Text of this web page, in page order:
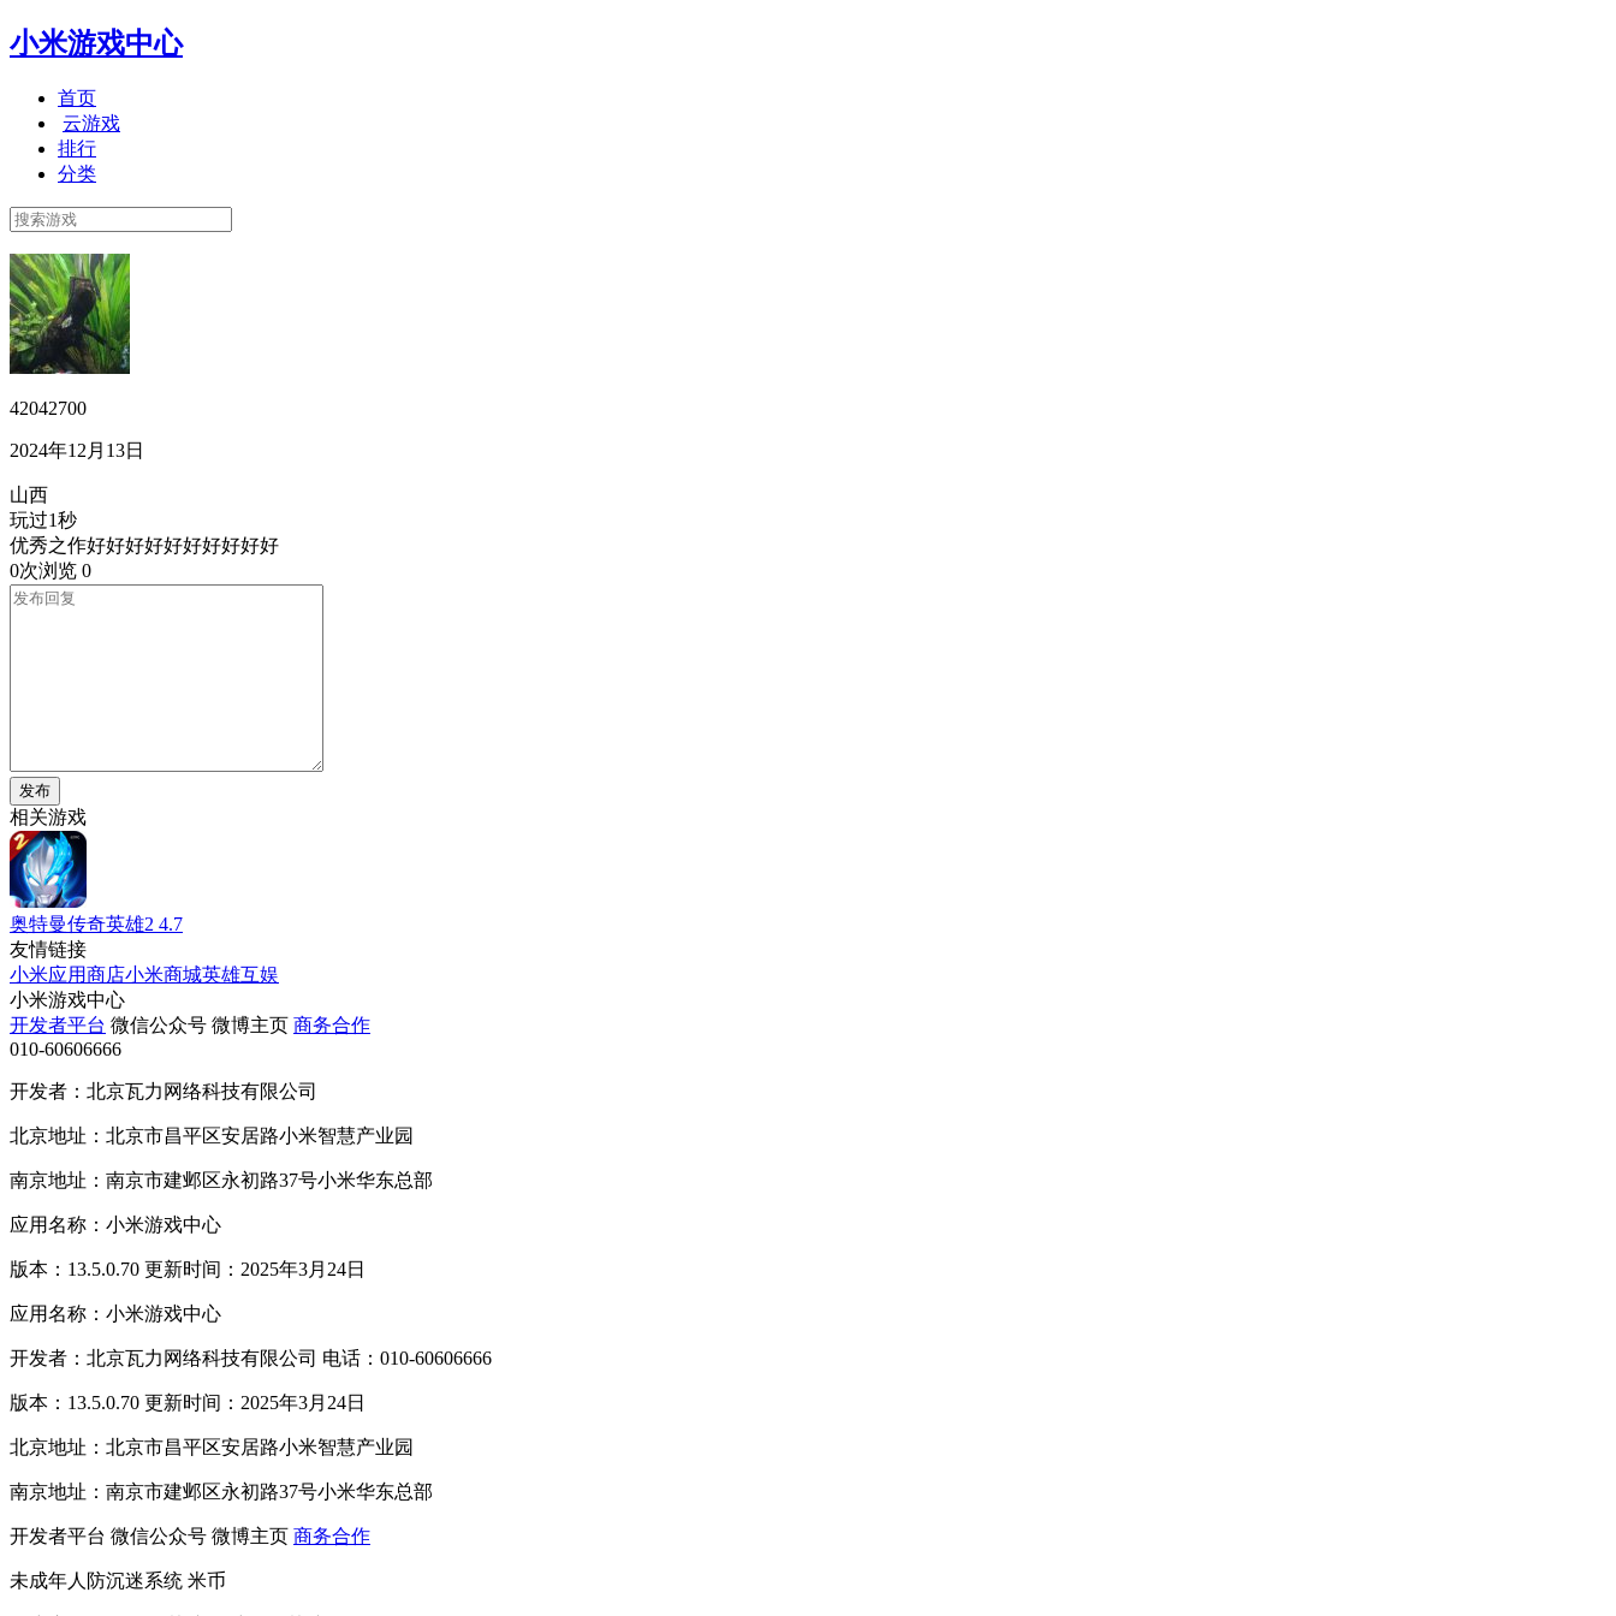
小米游戏中心
首页
云游戏
排行
分类
42042700
2024年12月13日
山西
玩过1秒
优秀之作好好好好好好好好好好
0次浏览 0
发布
相关游戏
奥特曼传奇英雄2 4.7
友情链接
小米应用商店小米商城英雄互娱
小米游戏中心
开发者平台 微信公众号 微博主页 商务合作
010-60606666
开发者：北京瓦力网络科技有限公司
北京地址：北京市昌平区安居路小米智慧产业园
南京地址：南京市建邺区永初路37号小米华东总部
应用名称：小米游戏中心
版本：13.5.0.70 更新时间：2025年3月24日
应用名称：小米游戏中心
开发者：北京瓦力网络科技有限公司 电话：010-60606666
版本：13.5.0.70 更新时间：2025年3月24日
北京地址：北京市昌平区安居路小米智慧产业园
南京地址：南京市建邺区永初路37号小米华东总部
开发者平台 微信公众号 微博主页 商务合作
未成年人防沉迷系统 米币